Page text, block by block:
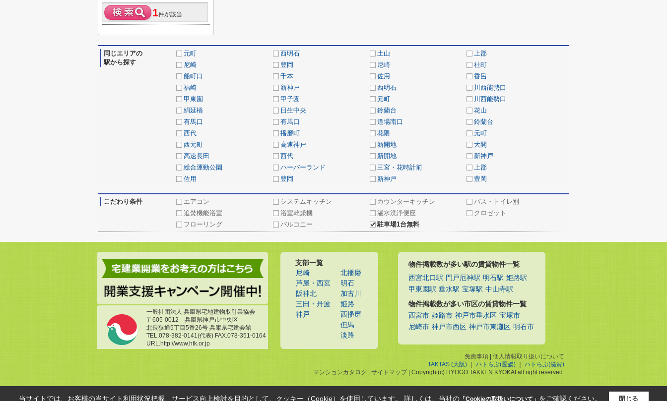
1件が該当
同じエリアの
駅から探す
元町 西明石 土山
上郡
尼崎
豊岡 尼崎
社町
船町口
千本 佐用
香呂
福崎
新神戸 西明石
川西能勢口
甲東園
甲子園 元町
川西能勢口
絹延橋
日生中央 鈴蘭台
花山
有馬口
有馬口 道場南口
鈴蘭台
西代
播磨町 花隈
元町
西元町
高速神戸 新開地
大開
高速長田
西代 新開地
新神戸
総合運動公園
ハーバーランド 三宮・花時計前
上郡
佐用
豊岡 新神戸 豊岡
こだわり条件 エアコン システムキッチン カウンターキッチン
バス・トイレ別
追焚機能浴室
浴室乾燥機 温水洗浄便座
クロゼット
フローリング
バルコニー 駐車場1台無料
一般社団法人 兵庫県宅地建物取引業協会
〒605-0012 兵庫県神戸市中央区
北長狭通5丁目5番26号 兵庫県宅建会館
TEL.078-382-0141(代表) FAX.078-351-0164
URL.http://www.htk.or.jp
支部一覧
尼崎
芦屋・西宮
阪神北
三田・丹波
神戸
北播磨
明石
加古川
姫路
西播磨
但馬
淡路
物件掲載数が多い駅の賃貸物件一覧
西宮北口駅 門戸厄神駅 明石駅 姫路駅
甲東園駅 垂水駅 宝塚駅 中山寺駅
物件掲載数が多い市区の賃貸物件一覧
西宮市 姫路市 神戸市垂水区 宝塚市
尼崎市 神戸市西区 神戸市東灘区 明石市
免責事項
個人情報取り扱いについて
TAKTAS.(大阪)
ハトらぶ(愛媛)
ハトらぶ(滋賀)
マンションカタログ
サイトマップ| Copyright(c) HYOGO TAKKEN KYOKAI all right reserved.
当サイトでは、お客様の当サイト利用状況把握、サービス向上検討を目的として、クッキー（Cookie）を使用しています。 詳しくは、当社の「Cookieの取扱いについて」 をご確認ください。 閉じる